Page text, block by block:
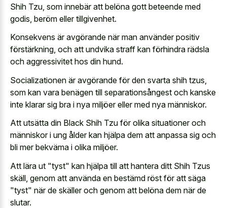
Shih Tzu, som innebär att belöna gott beteende med
godis, beröm eller tillgivenhet.
Konsekvens är avgörande när man använder positiv
förstärkning, och att undvika straff kan förhindra rädsla
och aggressivitet hos din hund.
Socializationen är avgörande för den svarta shih tzus,
som kan vara benägen till separationsångest och kanske
inte klarar sig bra i nya miljöer eller med nya människor.
Att utsätta din Black Shih Tzu för olika situationer och
människor i ung ålder kan hjälpa dem att anpassa sig och
bli mer bekväma i olika miljöer.
Att lära ut "tyst" kan hjälpa till att hantera ditt Shih Tzus
skäll, genom att använda en bestämd röst för att säga
"tyst" när de skäller och genom att belöna dem när de
slutar.